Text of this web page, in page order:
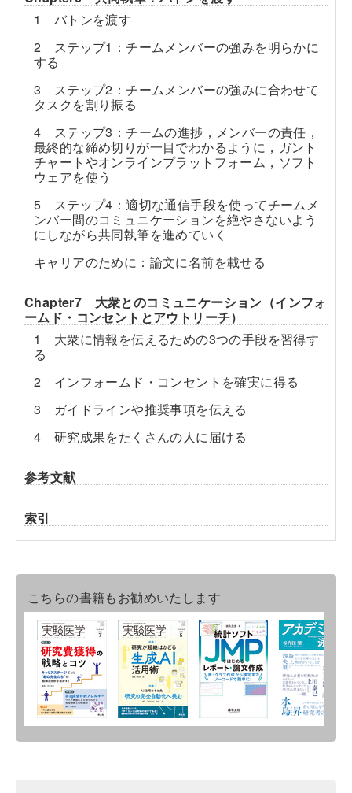
1 バトンを渡す
2 ステップ1：チームメンバーの強みを明らかに
する
3 ステップ2：チームメンバーの強みに合わせて
タスクを割り振る
4 ステップ3：チームの進捗，メンバーの責任，
最終的な締め切りが一目でわかるように，ガント
チャートやオンラインプラットフォーム，ソフト
ウェアを使う
5 ステップ4：適切な通信手段を使ってチームメ
ンバー間のコミュニケーションを絶やさないよう
にしながら共同執筆を進めていく
キャリアのために：論文に名前を載せる
Chapter7 大衆とのコミュニケーション（インフォ
ームド・コンセントとアウトリーチ）
1 大衆に情報を伝えるための3つの手段を習得す
る
2 インフォームド・コンセントを確実に得る
3 ガイドラインや推奨事項を伝える
4 研究成果をたくさんの人に届ける
参考文献
索引
こちらの書籍もお勧めいたします